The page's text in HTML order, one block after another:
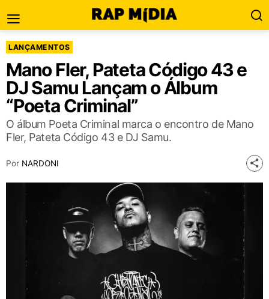
LANÇAMENTOS
Mano Fler, Pateta Código 43 e
DJ Samu Lançam o Álbum
“Poeta Criminal”
O álbum Poeta Criminal marca o encontro de Mano
Fler, Pateta Código 43 e DJ Samu.
Por NARDONI